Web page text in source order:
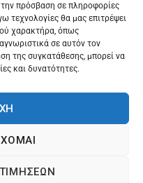
πρόσβαση σε πληροφορίες
τεχνολογίες θα μας επιτρέψει
χαρακτήρα, όπως
σε αυτόν τον
της συγκατάθεσης, μπορεί να
και δυνατότητες.